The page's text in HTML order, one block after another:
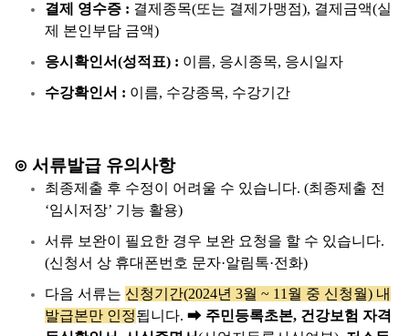
결제 영수증 : 결제종목(또는 결제가맹점), 결제금액(실
제 본인부담 금액)
응시확인서(성적표) : 이름, 응시종목, 응시일자
수강확인서 : 이름, 수강종목, 수강기간
⊙ 서류발급 유의사항
최종제출 후 수정이 어려울 수 있습니다. (최종제출 전
‘임시저장’ 기능 활용)
서류 보완이 필요한 경우 보완 요청을 할 수 있습니다.
(신청서 상 휴대폰번호 문자·알림톡·전화)
다음 서류는 신청기간(2024년 3월 ~ 11월 중 신청월) 내
발급본만 인정됩니다. ➡ 주민등록초본, 건강보험 자격